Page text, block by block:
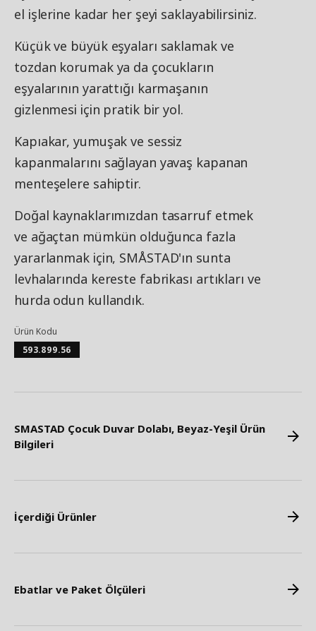
el işlerine kadar her şeyi saklayabilirsiniz.
Küçük ve büyük eşyaları saklamak ve
tozdan korumak ya da çocukların
eşyalarının yarattığı karmaşanın
gizlenmesi için pratik bir yol.
Kapıakar, yumuşak ve sessiz
kapanmalarını sağlayan yavaş kapanan
menteşelere sahiptir.
Doğal kaynaklarımızdan tasarruf etmek
ve ağaçtan mümkün olduğunca fazla
yararlanmak için, SMÅSTAD'ın sunta
levhalarında kereste fabrikası artıkları ve
hurda odun kullandık.
Ürün Kodu
593.899.56
SMASTAD Çocuk Duvar Dolabı, Beyaz-Yeşil Ürün
Bilgileri
İçerdiği Ürünler
Ebatlar ve Paket Ölçüleri